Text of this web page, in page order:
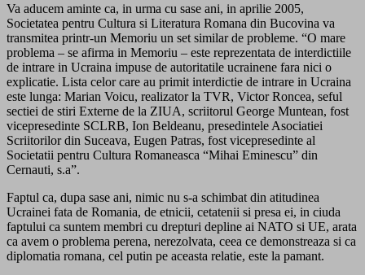
Va aducem aminte ca, in urma cu sase ani, in aprilie 2005,
Societatea pentru Cultura si Literatura Romana din Bucovina va
transmitea printr-un Memoriu un set similar de probleme. “O mare
problema – se afirma in Memoriu – este reprezentata de interdictiile
de intrare in Ucraina impuse de autoritatile ucrainene fara nici o
explicatie. Lista celor care au primit interdictie de intrare in Ucraina
este lunga: Marian Voicu, realizator la TVR, Victor Roncea, seful
sectiei de stiri Externe de la ZIUA, scriitorul George Muntean, fost
vicepresedinte SCLRB, Ion Beldeanu, presedintele Asociatiei
Scriitorilor din Suceava, Eugen Patras, fost vicepresedinte al
Societatii pentru Cultura Romaneasca “Mihai Eminescu” din
Cernauti, s.a”.
Faptul ca, dupa sase ani, nimic nu s-a schimbat din atitudinea
Ucrainei fata de Romania, de etnicii, cetatenii si presa ei, in ciuda
faptului ca suntem membri cu drepturi depline ai NATO si UE, arata
ca avem o problema perena, nerezolvata, ceea ce demonstreaza si ca
diplomatia romana, cel putin pe aceasta relatie, este la pamant.